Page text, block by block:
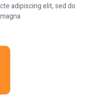
adipiscing elit, sed do